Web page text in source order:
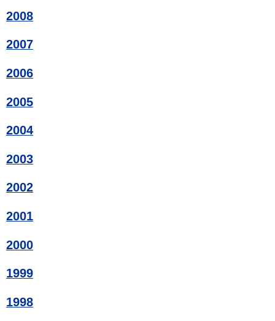
2008
2007
2006
2005
2004
2003
2002
2001
2000
1999
1998